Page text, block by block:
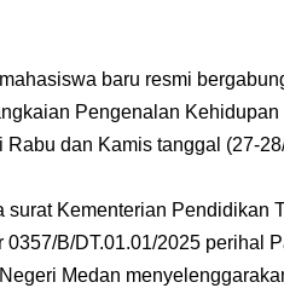
baru resmi
Pengenalan
dan Kamis tanggal (27-
Kementerian Pendidikan
B/DT.01.01/2025 perihal
Medan